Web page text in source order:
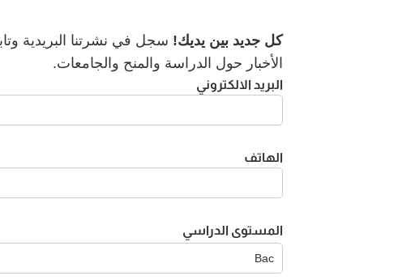
كل جديد بين يديك! سجل في نشرتنا البريدية
الأخبار حول الدراسة والمنح والجامعات.
البريد الالكتروني
الهاتف
المستوى الدراسي